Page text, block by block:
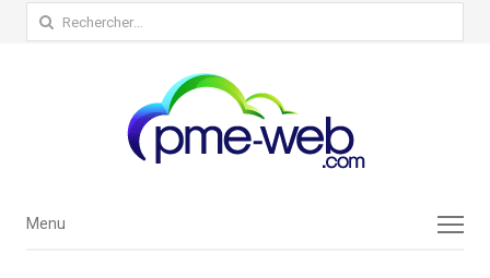
Rechercher :
Menu
Menu